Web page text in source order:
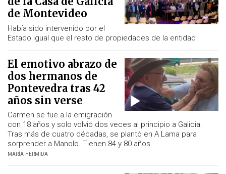
de Montevideo
Había sido intervenido por el
Estado igual que el resto de propiedades de la entidad
El emotivo abrazo de
dos hermanos de
Pontevedra tras 42
años sin verse
Carmen se fue a la emigración
con 18 años y solo volvió dos veces al principio a Galicia.
Tras más de cuatro décadas, se plantó en A Lama para
sorprender a Manolo. Tienen 84 y 80 años
MARÍA HERMIDA